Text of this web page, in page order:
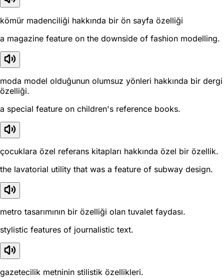
kömür madenciliği hakkında bir ön sayfa özelliği
a magazine feature on the downside of fashion modelling.
moda model olduğunun olumsuz yönleri hakkında bir dergi
özelliği.
a special feature on children's reference books.
çocuklara özel referans kitapları hakkında özel bir özellik.
the lavatorial utility that was a feature of subway design.
metro tasarımının bir özelliği olan tuvalet faydası.
stylistic features of journalistic text.
gazetecilik metninin stilistik özellikleri.